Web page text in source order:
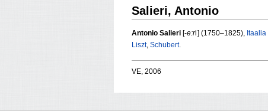
Salieri, Antonio
Antonio Salieri [-e:ri ] (1750–1825), Itaalia
Liszt, Schubert.
VE, 2006